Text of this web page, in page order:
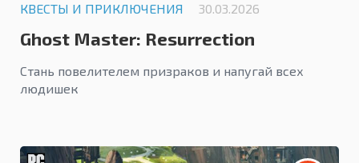
КВЕСТЫ И ПРИКЛЮЧЕНИЯ 30.03.2026
Ghost Master: Resurrection
Стань повелителем призраков и напугай всех
людишек